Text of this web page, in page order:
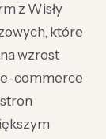
z Wisły
które
wzrost
e-commerce